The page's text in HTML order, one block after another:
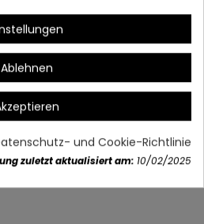
auch
Ablehnen
und Cookie-Richtlinie
zuletzt aktualisiert am: 10/02/2025